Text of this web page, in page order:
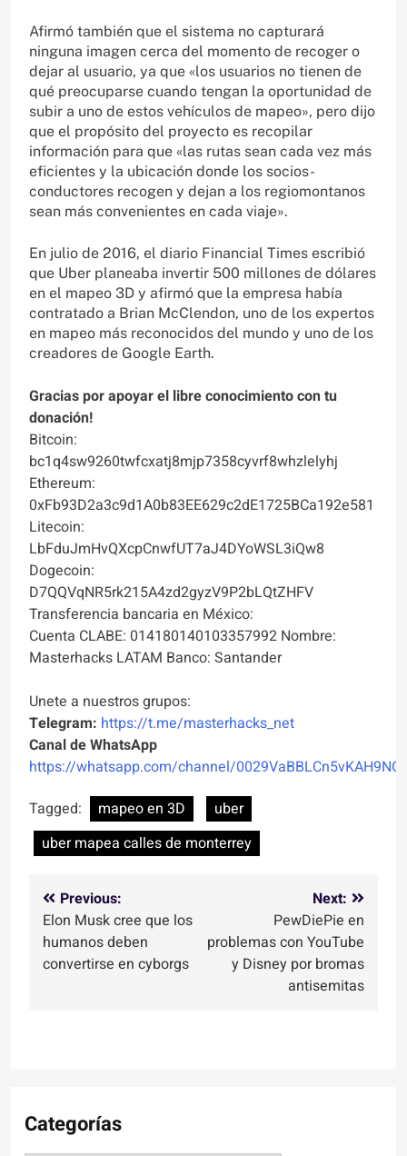
Afirmó también que el sistema no capturará
ninguna imagen cerca del momento de recoger o
dejar al usuario, ya que «los usuarios no tienen de
qué preocuparse cuando tengan la oportunidad de
subir a uno de estos vehículos de mapeo», pero dijo
que el propósito del proyecto es recopilar
información para que «las rutas sean cada vez más
eficientes y la ubicación donde los socios-
conductores recogen y dejan a los regiomontanos
sean más convenientes en cada viaje».
En julio de 2016, el diario Financial Times escribió
que Uber planeaba invertir 500 millones de dólares
en el mapeo 3D y afirmó que la empresa había
contratado a Brian McClendon, uno de los expertos
en mapeo más reconocidos del mundo y uno de los
creadores de Google Earth.
Gracias por apoyar el libre conocimiento con tu
donación!
Bitcoin:
bc1q4sw9260twfcxatj8mjp7358cyvrf8whzlelyhj
Ethereum:
0xFb93D2a3c9d1A0b83EE629c2dE1725BCa192e581
Litecoin:
LbFduJmHvQXcpCnwfUT7aJ4DYoWSL3iQw8
Dogecoin:
D7QQVqNR5rk215A4zd2gyzV9P2bLQtZHFV
Transferencia bancaria en México:
Cuenta CLABE: 014180140103357992 Nombre:
Masterhacks LATAM Banco: Santander
Unete a nuestros grupos:
Telegram: https://t.me/masterhacks_net
Canal de WhatsApp
https://whatsapp.com/channel/
Tagged:
mapeo en 3D
uber
uber mapea calles de monterrey
Navegación
de
entradas
Previous:
Elon Musk cree que los
humanos deben
convertirse en cyborgs
Next:
PewDiePie en
problemas con YouTube
y Disney por bromas
antisemitas
Categorías